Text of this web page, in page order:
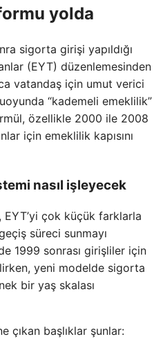
yolda
sigorta girişi yapıldığı
(EYT) düzenlemesinden
vatandaş için umut verici
“kademeli emeklilik”
özellikle 2000 ile 2008
için emeklilik kapısını
nasıl işleyecek
çok küçük farklarla
süreci sunmayı
1999 sonrası girişliler için
yeni modelde sigorta
bir yaş skalası
çıkan başlıklar şunlar: